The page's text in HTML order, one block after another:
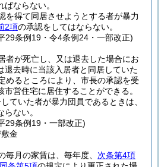
ならない。
を得て同居させようとする者が暴力
2項の承認をしてはならない。
29条例19・令4条例24・一部改正)
者が死亡し、又は退去した場合にお
退去時に当該入居者と同居していた
めるところにより、市長の承認を受
営住宅に居住することができる。
ていた者が暴力団員であるときは、
ない。
29条例19・一部改正)
金
毎月の家賃は、毎年度、 次条第4項